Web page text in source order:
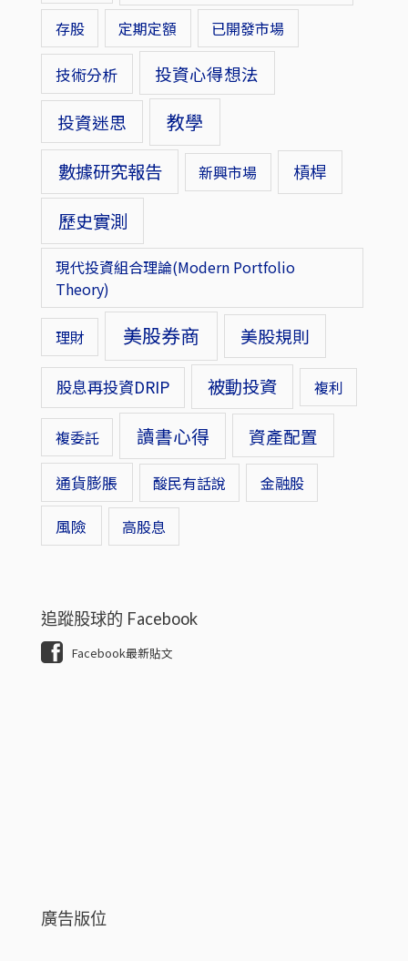
存股 定期定額 已開發市場
技術分析
投資心得想法
投資迷思
教學
數據研究報告 新興市場 槓桿
歷史實測
現代投資組合理論(Modern Portfolio
Theory)
理財 美股券商 美股規則
股息再投資DRIP 被動投資 複利
複委託 讀書心得 資產配置
通貨膨脹 酸民有話說 金融股
風險 高股息
追蹤股球的 Facebook
Facebook最新貼文
廣告版位